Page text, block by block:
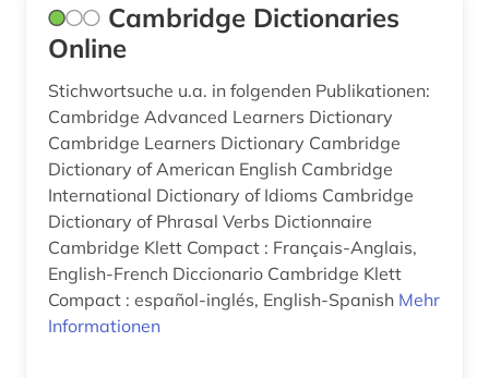
informatik (1)
interimsprache (1)
internationales recht (1)
interviews (1)
irisch (2)
isländisch (3)
Cambridge Dictionaries
Online
Stichwortsuche u.a. in folgenden Publikationen:
Cambridge Advanced Learners Dictionary
Cambridge Learners Dictionary Cambridge
Dictionary of American English Cambridge
International Dictionary of Idioms Cambridge
Dictionary of Phrasal Verbs Dictionnaire
Cambridge Klett Compact : Français-Anglais,
English-French Diccionario Cambridge Klett
Compact : español-inglés, English-Spanish Mehr
Informationen